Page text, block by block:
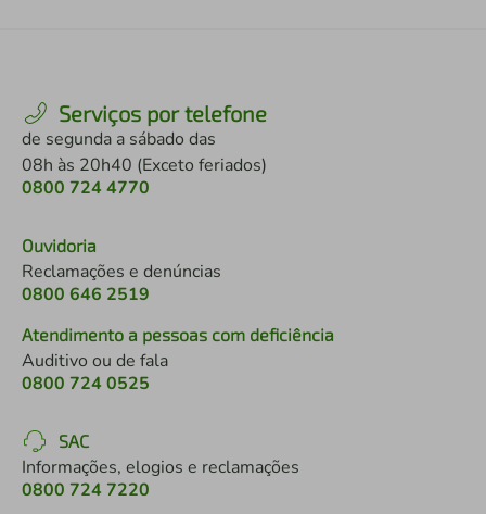
Serviços por telefone
de segunda a sábado das
08h às 20h40 (Exceto feriados)
0800 724 4770
Ouvidoria
Reclamações e denúncias
0800 646 2519
Atendimento a pessoas com deficiência
Auditivo ou de fala
0800 724 0525
SAC
Informações, elogios e reclamações
0800 724 7220